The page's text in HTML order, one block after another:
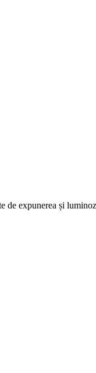
de expunerea și